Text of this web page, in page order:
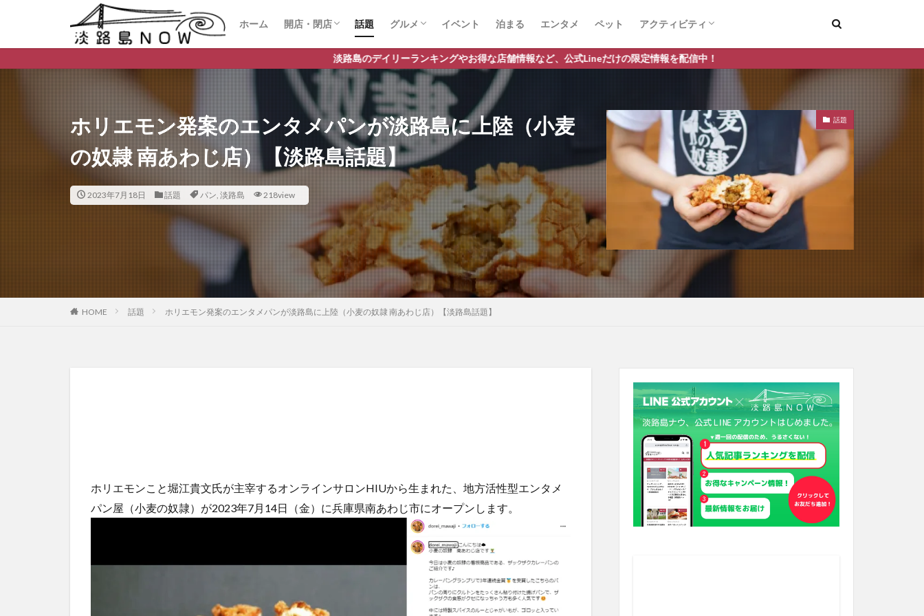
ホーム 開店・閉店 話題 グルメ
スイーツ
ランチ
ラーメン
イベント 泊まる エンタメ ペット アクティビティ
デートスポット
釣り
淡路島のデイリーランキングやお得な店舗情報など、公式Lineだけの限定情報を配信中！
ホリエモン発案のエンタメパンが淡路島に上陸（小麦
の奴隷 南あわじ店）【淡路島話題】
2023年7月18日 話題 パン, 淡路島 218view
話題
HOME 話題 ホリエモン発案のエンタメパンが淡路島に上陸（小麦の奴隷 南あわじ店）【淡路島話題】
ホリエモンこと堀江貴文氏が主宰するオンラインサロンHIUから生まれた、地方活性型エンタメ
パン屋（小麦の奴隷）が2023年7月14日（金）に兵庫県南あわじ市にオープンします。